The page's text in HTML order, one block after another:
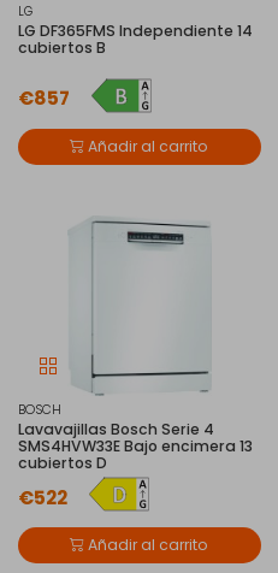
LG
LG DF365FMS Independiente 14
cubiertos B
€857
Añadir al carrito
BOSCH
Lavavajillas Bosch Serie 4
SMS4HVW33E Bajo encimera 13
cubiertos D
€522
Añadir al carrito